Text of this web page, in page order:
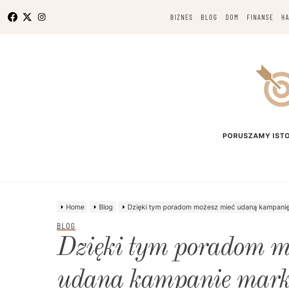
BIZNES BLOG DOM FINANSE
PORUSZAMY
Home Blog Dzięki tym poradom możesz mieć udaną
BLOG
Dzięki tym poradom
udaną kampanię